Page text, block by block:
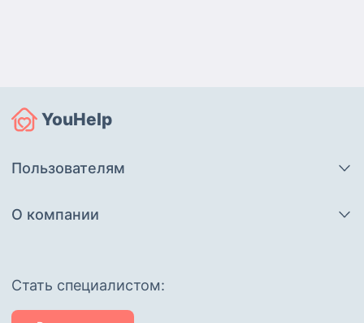
YouHelp
Пользователям
О компании
Cтать специалистом: